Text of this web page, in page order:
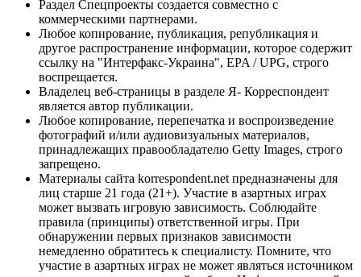
Раздел Спецпроекты создается совместно с
коммерческими партнерами.
Любое копирование, публикация, републикация и
другое распространение информации, которое содержит
ссылку на "Интерфакс-Украина", EPA / UPG, строго
воспрещается.
Владелец веб-страницы в разделе Я- Корреспондент
является автор публикации.
Любое копирование, перепечатка и воспроизведение
фотографий и/или аудиовизуальных материалов,
принадлежащих правообладателю Getty Images, строго
запрещено.
Материалы сайта korrespondent.net предназначены для
лиц старше 21 года (21+). Участие в азартных играх
может вызвать игровую зависимость. Соблюдайте
правила (принципы) ответственной игры. При
обнаружении первых признаков зависимости
немедленно обратитесь к специалисту. Помните, что
участие в азартных играх не может являться источником